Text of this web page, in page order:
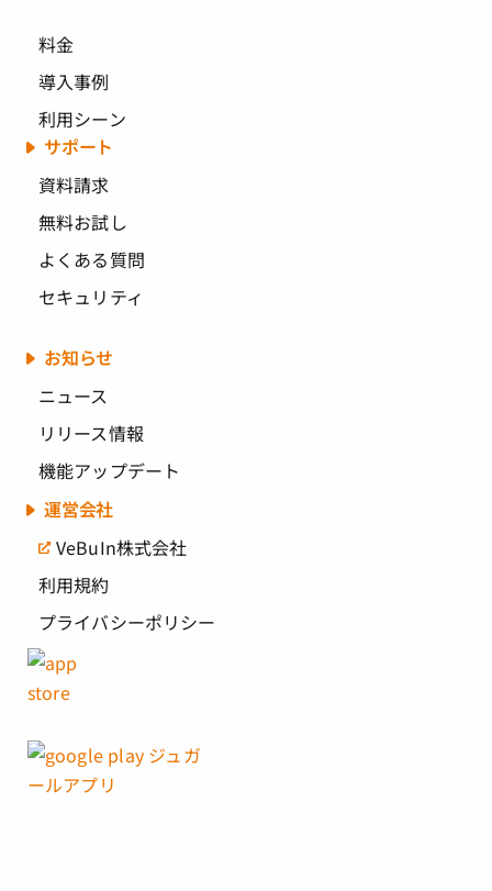
料金
導入事例
利用シーン
サポート
資料請求
無料お試し
よくある質問
セキュリティ
お知らせ
ニュース
リリース情報
機能アップデート
運営会社
VeBuIn株式会社
利用規約
プライバシーポリシー